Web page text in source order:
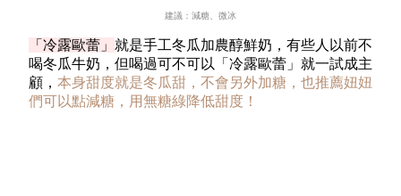
建議：減糖、微冰
「冷露歐蕾」 就是手工冬瓜加農醇鮮奶，有些人以前不
喝冬瓜牛奶，但喝過可不可以「冷露歐蕾」就一試成主
顧， 本身甜度就是冬瓜甜，不會另外加糖，也推薦妞妞
們可以點減糖，用無糖綠降低甜度！